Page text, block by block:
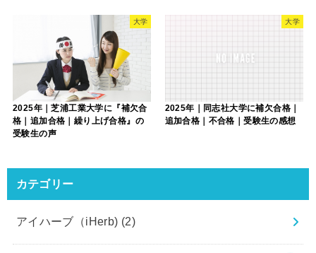
大学
2025年｜芝浦工業大学に『補欠合
格｜追加合格｜繰り上げ合格』の
受験生の声
大学
2025年｜同志社大学に補欠合格｜
追加合格｜不合格｜受験生の感想
カテゴリー
アイハーブ（iHerb) (2)